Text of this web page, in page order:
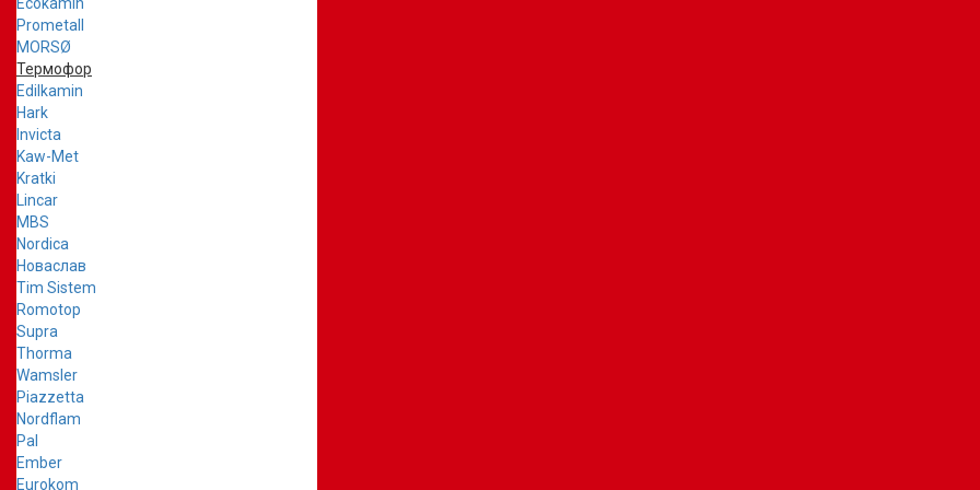
Prometall
MORSØ
Термофор
Edilkamin
Hark
Invicta
Kaw-Met
Kratki
Lincar
MBS
Nordica
Новаслав
Tim Sistem
Romotop
Supra
Thorma
Wamsler
Piazzetta
Nordflam
Pal
Ember
Eurokom